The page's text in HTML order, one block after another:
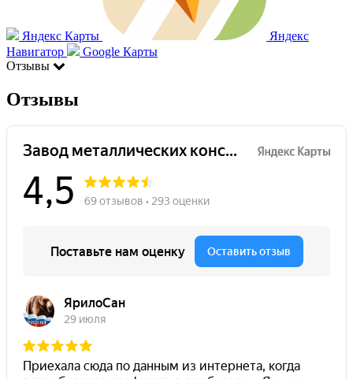
Яндекс Карты
Яндекс
Навигатор
Google Карты
Отзывы
Отзывы